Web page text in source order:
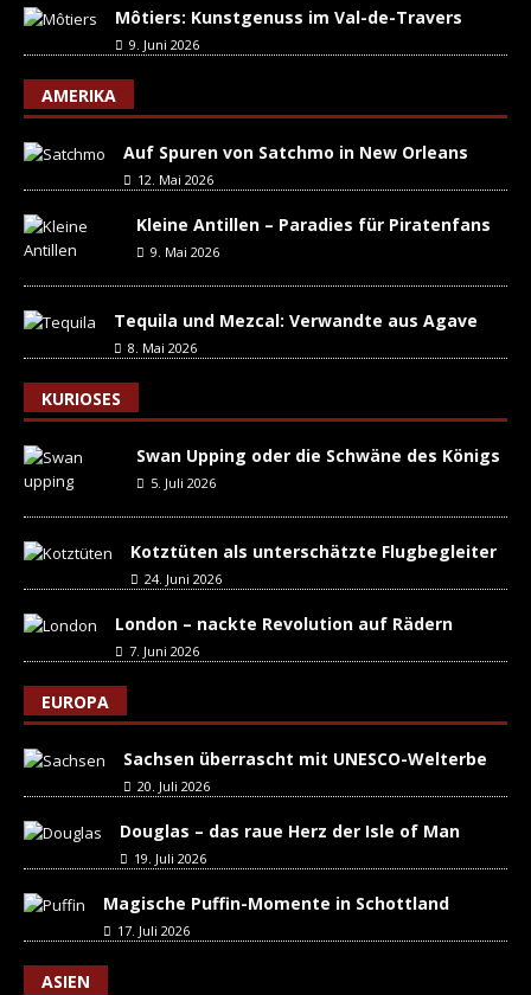
Môtiers: Kunstgenuss im Val-de-Travers
9. Juni 2026
AMERIKA
Auf Spuren von Satchmo in New Orleans
12. Mai 2026
Kleine Antillen – Paradies für Piratenfans
9. Mai 2026
Tequila und Mezcal: Verwandte aus Agave
8. Mai 2026
KURIOSES
Swan Upping oder die Schwäne des Königs
5. Juli 2026
Kotztüten als unterschätzte Flugbegleiter
24. Juni 2026
London – nackte Revolution auf Rädern
7. Juni 2026
EUROPA
Sachsen überrascht mit UNESCO-Welterbe
20. Juli 2026
Douglas – das raue Herz der Isle of Man
19. Juli 2026
Magische Puffin-Momente in Schottland
17. Juli 2026
ASIEN